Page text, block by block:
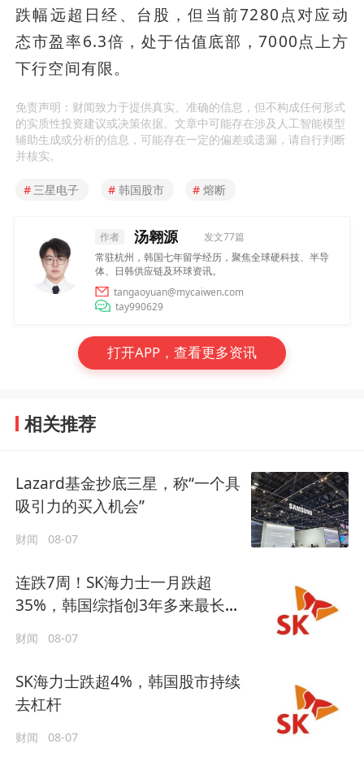
跌幅远超日经、台股，但当前7280点对应动
态市盈率6.3倍，处于估值底部，7000点上方
下行空间有限。
免责声明：财闻致力于提供真实、准确的信息，但不构成任何形式
的实质性投资建议或决策依据。文章中可能存在涉及人工智能模型
辅助生成或分析的信息，可能存在一定的偏差或遗漏，请自行判断
并核实。
# 三星电子 # 韩国股市 # 熔断
作者 汤翱源
发文77篇
常驻杭州，韩国七年留学经历，聚焦全球硬科技、半导
体、日韩供应链及环球资讯。
tangaoyuan@mycaiwen.com
tay990629
打开APP，查看更多资讯
相关推荐
Lazard基金抄底三星，称“一个具
吸引力的买入机会”
财闻 08-07
连跌7周！SK海力士一月跌超
35%，韩国综指创3年多来最长连
财闻 08-07
SK海力士跌超4%，韩国股市持续
去杠杆
财闻 08-07